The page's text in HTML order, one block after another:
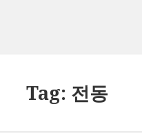
Tag: 전동